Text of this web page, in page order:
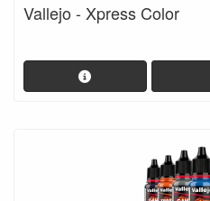
Vallejo - Xpress Color